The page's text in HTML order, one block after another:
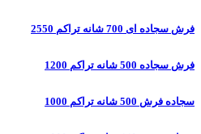
فرش سجاده ای 700 شانه تراکم 2550
فرش سجاده 500 شانه تراکم 1200
سجاده فرش 500 شانه تراکم 1000